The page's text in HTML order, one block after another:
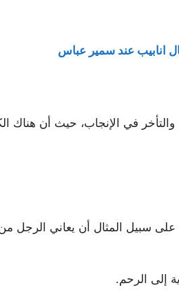
انابيب عند سمير عباس
في الإنجاب، حيث أن هناك
على سبيل المثال أن يعاني
إلى الرحم.